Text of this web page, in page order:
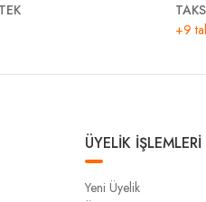
+9
ÜYELİK İŞLEMLERİ
Yeni Üyelik